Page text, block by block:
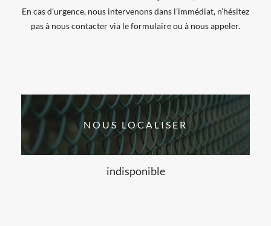
En cas d’urgence, nous intervenons dans l’immédiat, n’hésitez
pas à nous contacter via le formulaire ou à nous appeler.
NOUS LOCALISER
indisponible